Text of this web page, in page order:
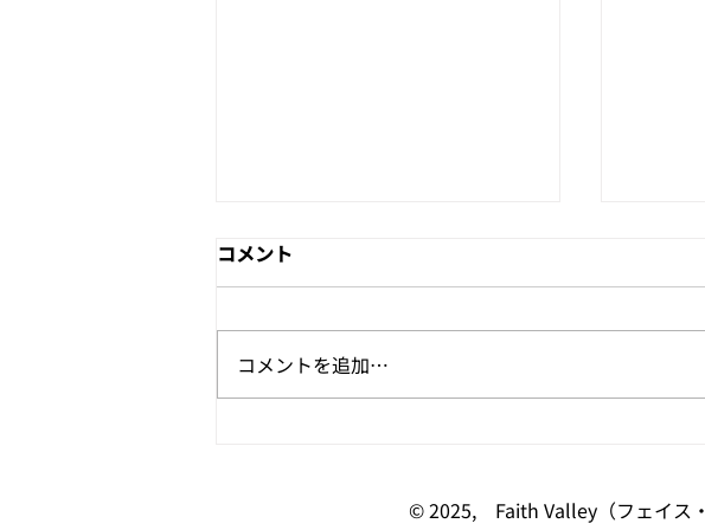
コメント
コメントを追加…
© 2025, ​Faith Valley（フェイス